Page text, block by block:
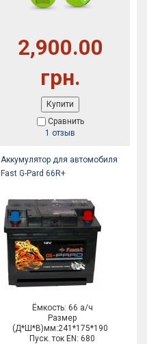
2,900.00
грн.
Купити
Сравнить
1 отзыв
Аккумулятор для автомобиля
Fast G-Pard 66R+
Ёмкость: 66 а/ч
Размер
(Д*Ш*В)мм:241*175*190
Пуск. ток EN: 680